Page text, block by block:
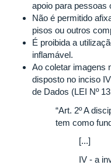
apoio para pessoas
Não é permitido
pisos ou outros
É proibida a
inflamável.
Ao coletar imagens
disposto no inciso
de Dados (LEI Nº
“Art. 2º A
tem como
[...]
IV - a